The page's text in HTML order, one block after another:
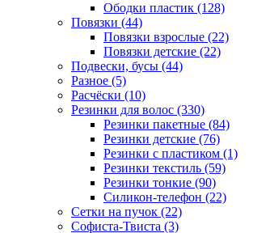
Ободки пластик (128)
Повязки (44)
Повязки взрослые (22)
Повязки детские (22)
Подвески, бусы (44)
Разное (5)
Расчёски (10)
Резинки для волос (330)
Резинки пакетные (84)
Резинки детские (76)
Резинки с пластиком (1)
Резинки текстиль (59)
Резинки тонкие (90)
Силикон-телефон (22)
Сетки на пучок (22)
Софиста-Твиста (3)